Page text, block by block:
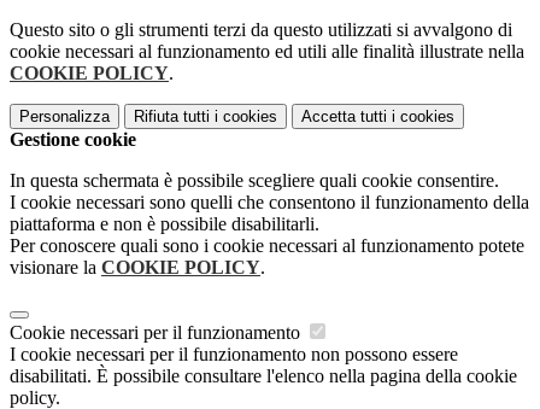
Questo sito o gli strumenti terzi da questo utilizzati si avvalgono di
cookie necessari al funzionamento ed utili alle finalità illustrate nella
COOKIE POLICY.
Personalizza Rifiuta tutti i cookies Accetta tutti i cookies
Gestione cookie
In questa schermata è possibile scegliere quali cookie consentire.
I cookie necessari sono quelli che consentono il funzionamento della
piattaforma e non è possibile disabilitarli.
Per conoscere quali sono i cookie necessari al funzionamento potete
visionare la COOKIE POLICY.
Cookie necessari per il funzionamento
I cookie necessari per il funzionamento non possono essere
disabilitati. È possibile consultare l'elenco nella pagina della cookie
policy.